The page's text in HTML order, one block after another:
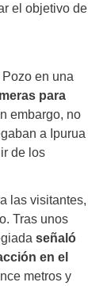
el objetivo de
en una
para
embargo, no
a Ipurua
de los
las visitantes,
Tras unos
señaló
en el
metros y